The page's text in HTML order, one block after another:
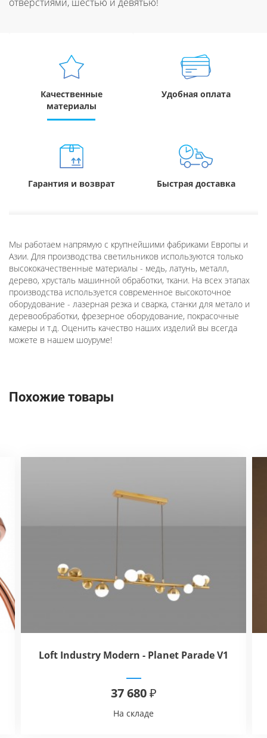
Качественные
материалы
Удобная оплата
Гарантия и возврат Быстрая доставка
Мы работаем напрямую с крупнейшими фабриками Европы и
Азии. Для производства светильников используются только
высококачественные материалы - медь, латунь, металл,
дерево, хрусталь машинной обработки, ткани. На всех этапах
производства используется современное высокоточное
оборудование - лазерная резка и сварка, станки для метало и
деревообработки, фрезерное оборудование, покрасочные
камеры и т.д. Оценить качество наших изделий вы всегда
можете в нашем шоуруме!
Похожие товары
Loft Industry Modern - Planet Parade V1
37 680 ₽
На складе